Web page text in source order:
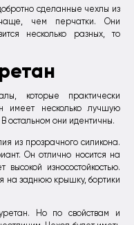
сделанные чехлы из
чем перчатки. Они
несколько разных, то
которые практически
имеет несколько лучшую
остальном они идентичны.
из прозрачного силикона.
Он отлично носится на
износостойкостью.
на заднюю крышку, бортики
Но по свойствам и